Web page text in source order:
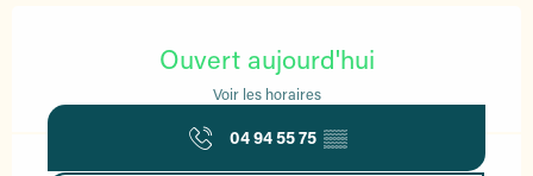
Ouvert aujourd'hui
Voir les horaires
04 94 55 75 ▒▒